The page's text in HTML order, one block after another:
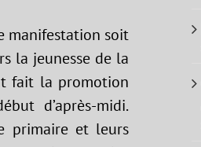
manifestation soit
la jeunesse de la
fait la promotion
d’après-midi.
primaire et leurs